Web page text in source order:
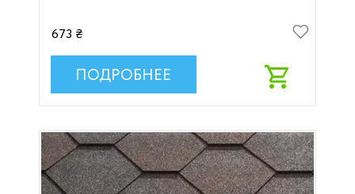
673 ₴
ПОДРОБНЕЕ